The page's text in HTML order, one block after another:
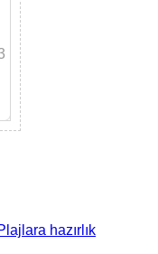
hazırlık